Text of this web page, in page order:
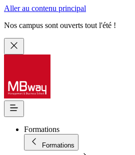
Aller au contenu principal
Nos campus sont ouverts tout l'été !
Formations
Formations